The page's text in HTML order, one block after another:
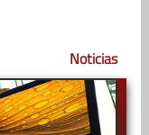
Noticias